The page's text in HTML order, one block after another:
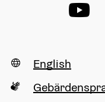
English